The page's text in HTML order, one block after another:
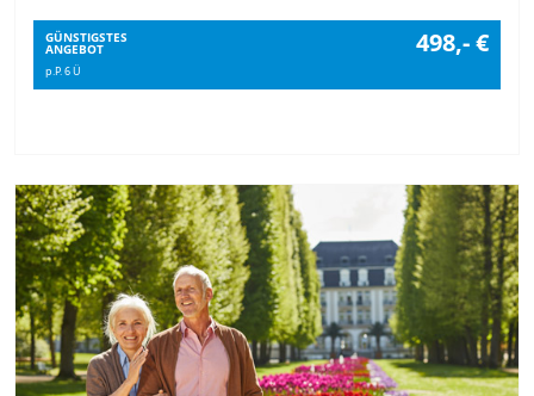
GÜNSTIGSTES
ANGEBOT 498,- €
p.P. 6 Ü